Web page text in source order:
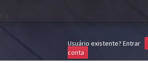
Usuário existente? Entrar
conta